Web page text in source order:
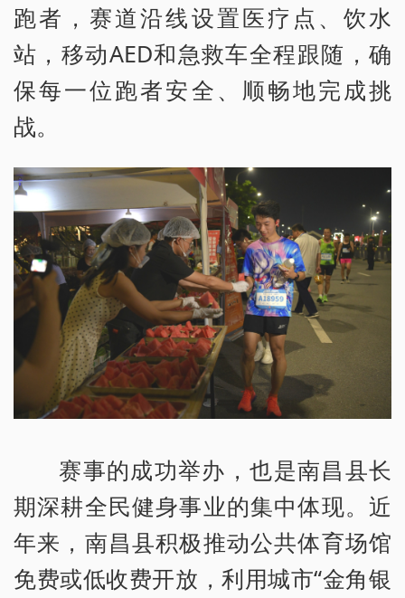
跑者，赛道沿线设置医疗点、饮水
站，移动AED和急救车全程跟随，确
保每一位跑者安全、顺畅地完成挑
战。
赛事的成功举办，也是南昌县长
期深耕全民健身事业的集中体现。近
年来，南昌县积极推动公共体育场馆
免费或低收费开放，利用城市“金角银